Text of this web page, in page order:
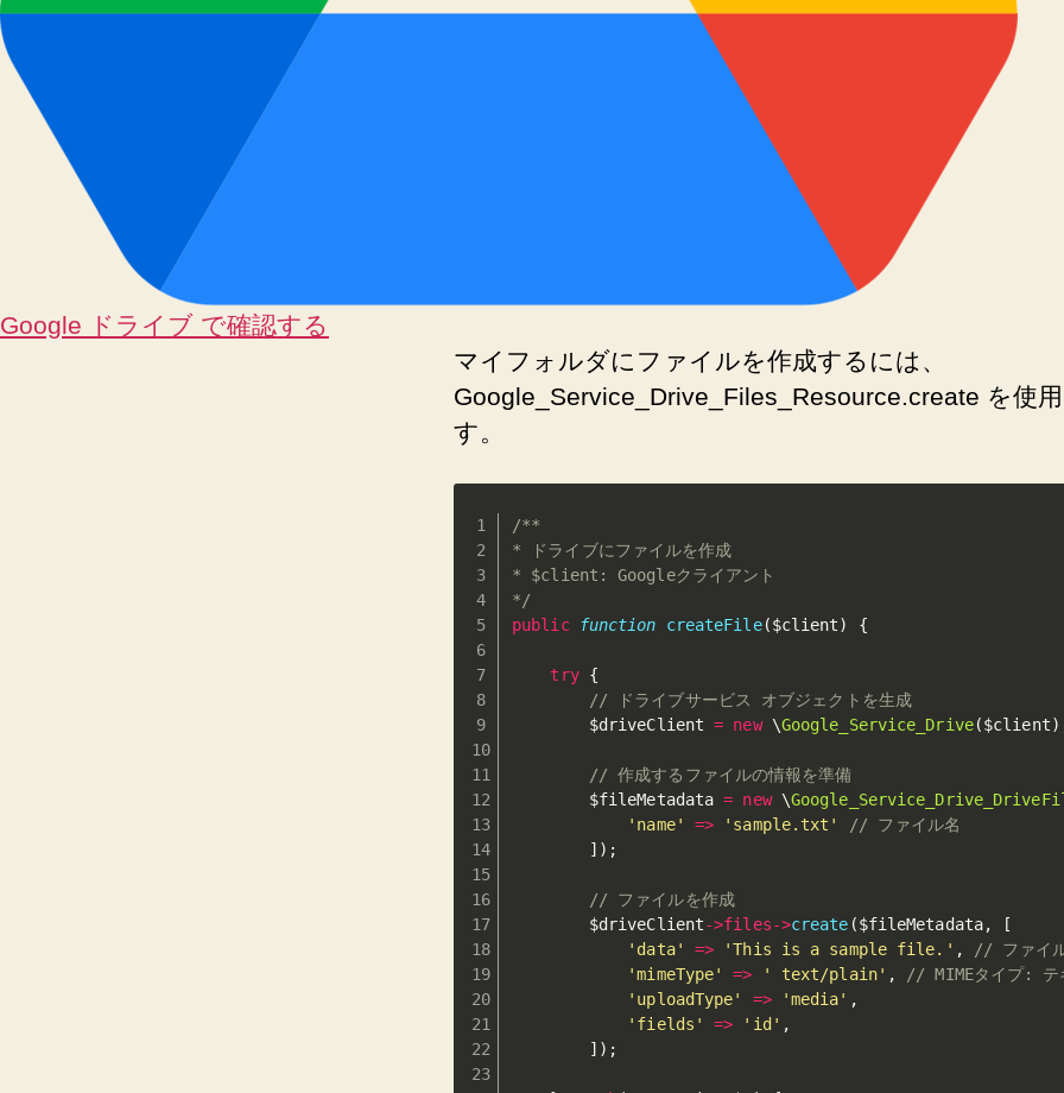
Google ドライブ で確認する
マイフォルダにファイルを作成するには、
Google_Service_Drive_Files_Resource.create を使
す。
/**
* ドライブにファイルを作成
* $client: Googleクライアント
*/
public
function createFile($client) {
try {
// ドライブサービス オブジェクトを生成
$driveClient = new \Google_Service_Drive($client)
// 作成するファイルの情報を準備
$fileMetadata = new \
'name'
=> 'sample.txt'
// ファイル名
] ) ;
// ファイルを作成
$driveClient->files->create ($fileMetadata,
[
'data'
=> 'This is a sample file.' ,
// ファイ
'mimeType'
=> ' text/plain' ,
// MIMEタイプ: テ
'uploadType'
=> 'media' ,
'fields'
=> 'id' ,
] ) ;